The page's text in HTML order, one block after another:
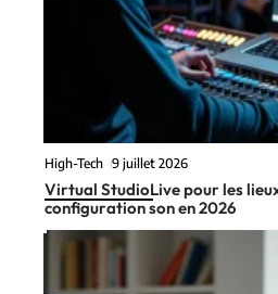
High-Tech 9 juillet 2026
Virtual StudioLive pour les
configuration son en 2026